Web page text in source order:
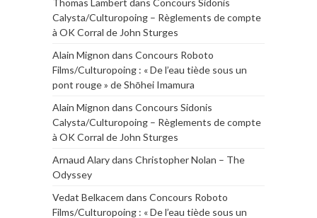
Thomas Lambert dans Concours Sidonis
Calysta/Culturopoing – Règlements de compte
à OK Corral de John Sturges
Alain Mignon dans Concours Roboto
Films/Culturopoing : « De l’eau tiède sous un
pont rouge » de Shōhei Imamura
Alain Mignon dans Concours Sidonis
Calysta/Culturopoing – Règlements de compte
à OK Corral de John Sturges
Arnaud Alarydans Christopher Nolan – The
Odyssey
Vedat Belkacem dans Concours Roboto
Films/Culturopoing : « De l’eau tiède sous un